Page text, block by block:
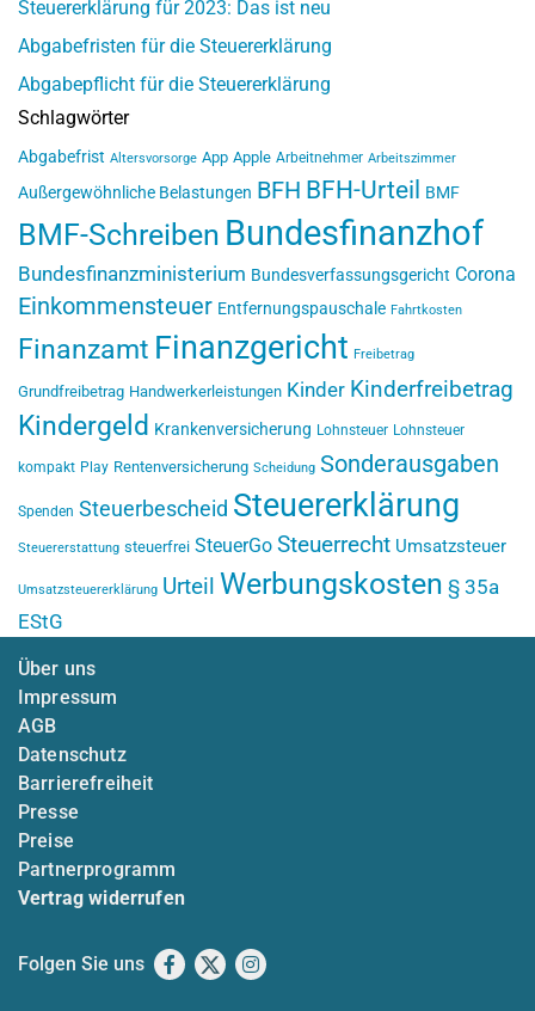
Steuererklärung für 2023: Das ist neu
Abgabefristen für die Steuererklärung
Abgabepflicht für die Steuererklärung
Schlagwörter
Abgabefrist Altersvorsorge App Apple Arbeitnehmer Arbeitszimmer
Außergewöhnliche Belastungen BFH BFH-Urteil BMF
BMF-Schreiben Bundesfinanzhof
Bundesfinanzministerium Bundesverfassungsgericht Corona
Einkommensteuer Entfernungspauschale Fahrtkosten
Finanzamt Finanzgericht Freibetrag
Grundfreibetrag Handwerkerleistungen Kinder Kinderfreibetrag
Kindergeld Krankenversicherung Lohnsteuer Lohnsteuer
kompakt Play Rentenversicherung Scheidung Sonderausgaben
Spenden Steuerbescheid Steuererklärung
Steuererstattung steuerfrei SteuerGo Steuerrecht Umsatzsteuer
Umsatzsteuererklärung Urteil Werbungskosten § 35a
EStG
Über uns
Impressum
AGB
Datenschutz
Barrierefreiheit
Presse
Preise
Partnerprogramm
Vertrag widerrufen
Folgen Sie uns Facebook
X Instagram